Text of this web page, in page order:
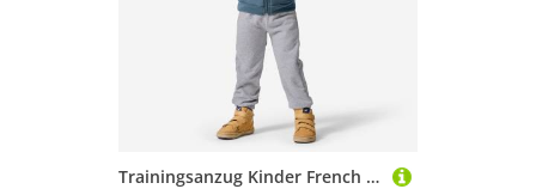
Trainingsanzug Kinder French Terry atmungsaktiv - blau/grau